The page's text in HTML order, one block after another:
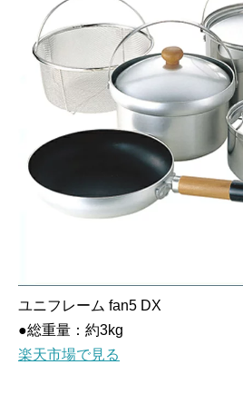
ユニフレーム fan5 DX
●総重量：約3kg
楽天市場で見る